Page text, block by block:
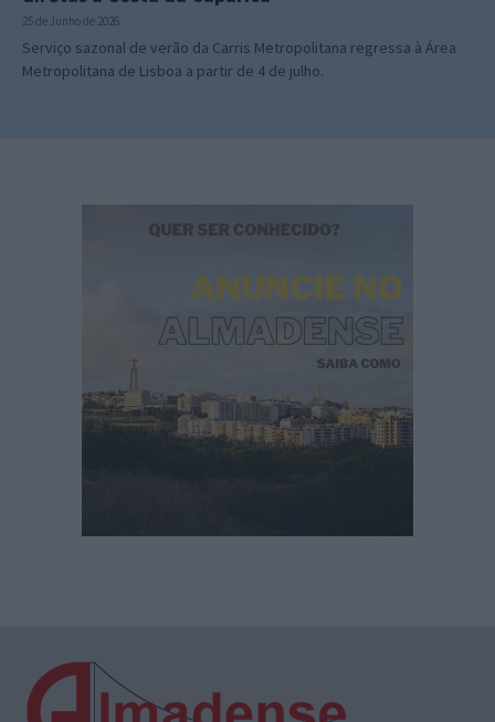
25 de Junho de 2026
Serviço sazonal de verão da Carris Metropolitana regressa à Área
Metropolitana de Lisboa a partir de 4 de julho.